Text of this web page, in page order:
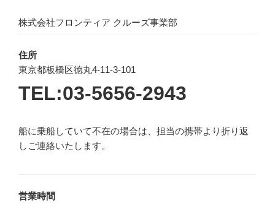
株式会社フロンティア クルーズ事業部
住所
東京都板橋区徳丸4-11-3-101
TEL:03-5656-2943
船に乗船していて不在の場合は、担当の携帯より折り返
しご連絡いたします。
営業時間